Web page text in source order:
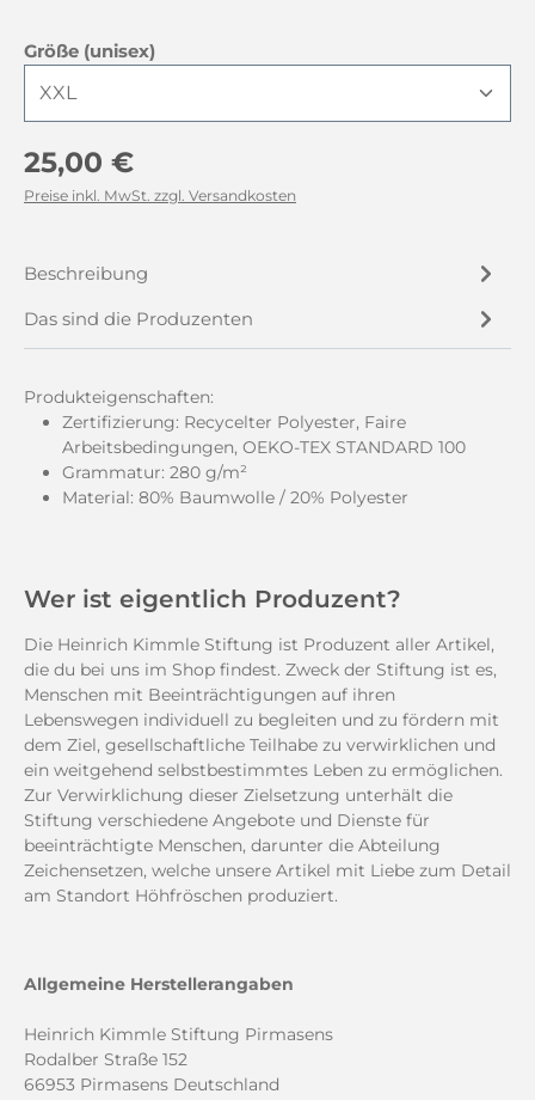
Größe (unisex)auswählen
Regulärer Preis:
25,00 €
Preise inkl. MwSt. zzgl. Versandkosten
Beschreibung
Das sind die Produzenten
Produkteigenschaften:
Zertifizierung: Recycelter Polyester, Faire
Arbeitsbedingungen, OEKO-TEX STANDARD 100
Grammatur: 280 g/m²
Material: 80% Baumwolle / 20% Polyester
Wer ist eigentlich Produzent?
Die Heinrich Kimmle Stiftung ist Produzent aller Artikel,
die du bei uns im Shop findest. Zweck der Stiftung ist es,
Menschen mit Beeinträchtigungen auf ihren
Lebenswegen individuell zu begleiten und zu fördern mit
dem Ziel, gesellschaftliche Teilhabe zu verwirklichen und
ein weitgehend selbstbestimmtes Leben zu ermöglichen.
Zur Verwirklichung dieser Zielsetzung unterhält die
Stiftung verschiedene Angebote und Dienste für
beeinträchtigte Menschen, darunter die Abteilung
Zeichensetzen, welche unsere Artikel mit Liebe zum Detail
am Standort Höhfröschen produziert.
Allgemeine Herstellerangaben
Heinrich Kimmle Stiftung Pirmasens
Rodalber Straße 152
66953 Pirmasens Deutschland